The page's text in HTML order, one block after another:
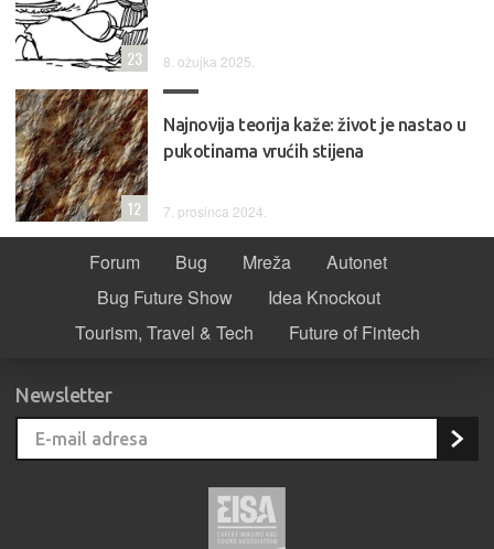
8. ožujka 2025.
23
Najnovija teorija kaže: život je nastao u
pukotinama vrućih stijena
7. prosinca 2024.
12
Forum Bug Mreža
Autonet
Bug Future Show
Idea Knockout
Tourism, Travel & Tech
Future of Fintech
Newsletter